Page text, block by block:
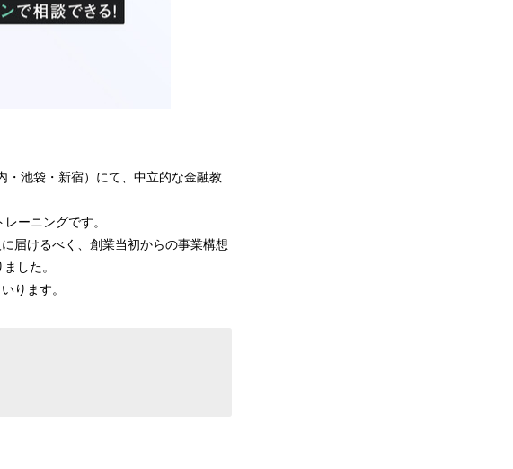
・池袋・新宿）にて、中立的な金融教
ーニングです。
届けるべく、創業当初からの事業構想
した。
ります。